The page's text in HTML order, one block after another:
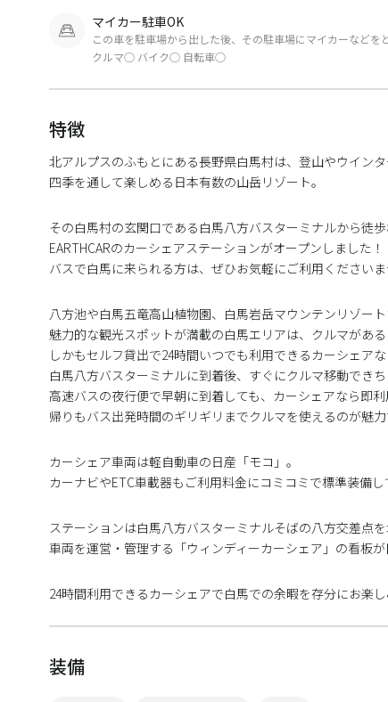
マイカー駐車OK
この車を駐車場から出した後、その駐車場にマイカーなどを
クルマ○ バイク○ 自転車○
特徴
北アルプスのふもとにある長野県白馬村は、登山やウインタ
四季を通して楽しめる日本有数の山岳リゾート。
その白馬村の玄関口である白馬八方バスターミナルから徒
EARTHCARのカーシェアステーションがオープンしました！
バスで白馬に来られる方は、ぜひお気軽にご利用ください
八方池や白馬五竜高山植物園、白馬岩岳マウンテンリゾー
魅力的な観光スポットが満載の白馬エリアは、クルマがある
しかもセルフ貸出で24時間いつでも利用できるカーシェアな
白馬八方バスターミナルに到着後、すぐにクルマ移動できち
高速バスの夜行便で早朝に到着しても、カーシェアなら即
帰りもバス出発時間のギリギリまでクルマを使えるのが魅力
カーシェア車両は軽自動車の日産「モコ」。
カーナビやETC車載器もご利用料金にコミコミで標準装備し
ステーションは白馬八方バスターミナルそばの八方交差点を
車両を運営・管理する「ウィンディーカーシェア」の看板が
24時間利用できるカーシェアで白馬での余暇を存分にお楽
装備